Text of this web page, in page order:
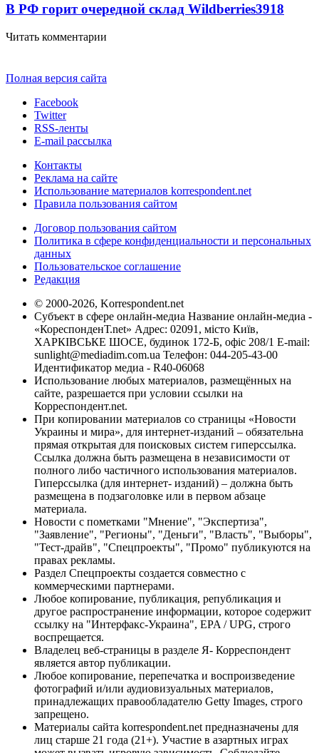
В РФ горит очередной склад Wildberries3918
Читать комментарии
Полная версия сайта
Facebook
Twitter
RSS-ленты
E-mail рассылка
Контакты
Реклама на сайте
Использование материалов korrespondent.net
Правила пользования сайтом
Договор пользования сайтом
Политика в сфере конфиденциальности и персональных
данных
Пользовательское соглашение
Редакция
© 2000-2026, Korrespondent.net
Субъект в сфере онлайн-медиа Название онлайн-медиа -
«КореспонденТ.net» Адрес: 02091, місто Київ,
ХАРКІВСЬКЕ ШОСЕ, будинок 172-Б, офіс 208/1 E-mail:
sunlight@mediadim.com.ua Телефон: 044-205-43-00
Идентификатор медиа - R40-06068
Использование любых материалов, размещённых на
сайте, разрешается при условии ссылки на
Корреспондент.net.
При копировании материалов со страницы «Новости
Украины и мира», для интернет-изданий – обязательна
прямая открытая для поисковых систем гиперссылка.
Ссылка должна быть размещена в независимости от
полного либо частичного использования материалов.
Гиперссылка (для интернет- изданий) – должна быть
размещена в подзаголовке или в первом абзаце
материала.
Новости с пометками "Мнение", "Экспертиза",
"Заявление", "Регионы", "Деньги", "Власть", "Выборы",
"Тест-драйв", "Спецпроекты", "Промо" публикуются на
правах рекламы.
Раздел Спецпроекты создается совместно с
коммерческими партнерами.
Любое копирование, публикация, републикация и
другое распространение информации, которое содержит
ссылку на "Интерфакс-Украина", EPA / UPG, строго
воспрещается.
Владелец веб-страницы в разделе Я- Корреспондент
является автор публикации.
Любое копирование, перепечатка и воспроизведение
фотографий и/или аудиовизуальных материалов,
принадлежащих правообладателю Getty Images, строго
запрещено.
Материалы сайта korrespondent.net предназначены для
лиц старше 21 года (21+). Участие в азартных играх